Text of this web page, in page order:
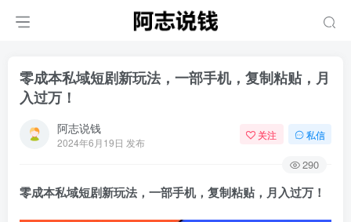
零成本私域短剧新玩法，一部手机，复制粘贴，月
入过万！
阿志说钱
2024年6月19日 发布
关注 私信
290
零成本私域短剧新玩法，一部手机，复制粘贴，月入过万！